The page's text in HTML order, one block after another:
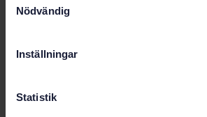
Nödvändig
Inställningar
Statistik
Language:
Ytstruktur, SIS/TK 507/AG 06
Article no: